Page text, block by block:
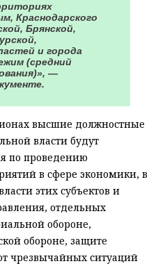
Краснодарского
Брянской,
и города
(средний
—
высшие должностные
власти будут
по проведению
в сфере экономики, в
этих субъектов и
отдельных
обороне,
обороне, защите
чрезвычайных ситуаций